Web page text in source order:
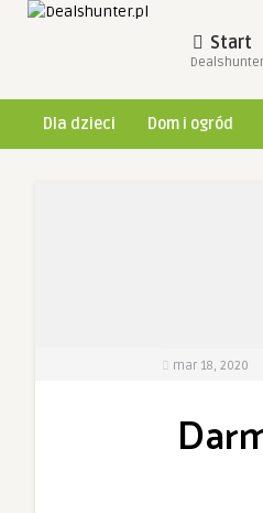
Start
Dla dzieci Dom i ogród
mar 18, 2020